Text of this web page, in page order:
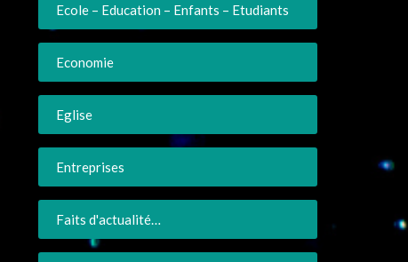
Ecole – Education – Enfants – Etudiants
Economie
Eglise
Entreprises
Faits d'actualité…